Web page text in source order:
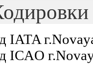
IATA
ICAO